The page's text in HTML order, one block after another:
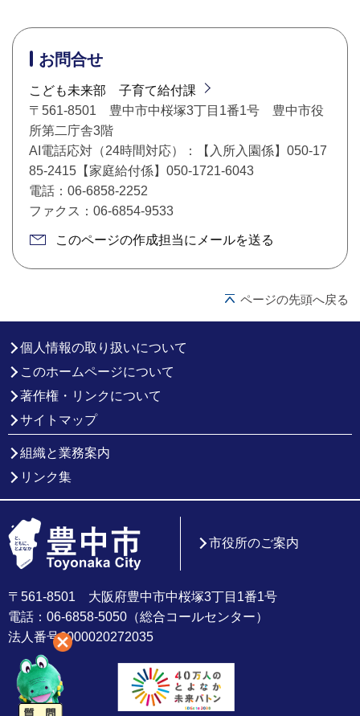
お問合せ
こども未来部 子育て給付課
〒561-8501 豊中市中桜塚3丁目1番1号 豊中市役
所第二庁舎3階
AI電話応対（24時間対応）：【入所入園係】050-17
85-2415【家庭給付係】050-1721-6043
電話：06-6858-2252
ファクス：06-6854-9533
このページの作成担当にメールを送る
ページの先頭へ戻る
個人情報の取り扱いについて
このホームページについて
著作権・リンクについて
サイトマップ
組織と業務案内
リンク集
〒561-8501 大阪府豊中市中桜塚3丁目1番1号
電話：06-6858-5050（総合コールセンター）
法人番号6000020272035
市役所のご案内